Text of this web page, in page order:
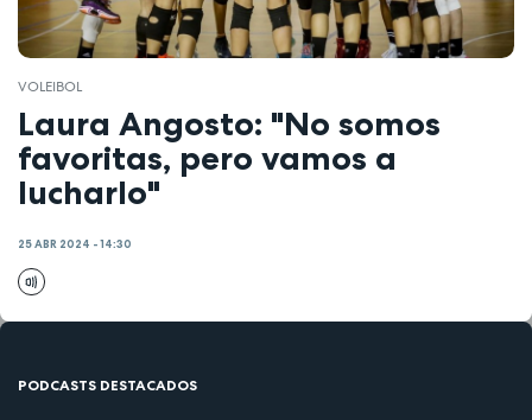
VOLEIBOL
Laura Angosto: "No somos
favoritas, pero vamos a
lucharlo"
25 ABR 2024 - 14:30
PODCASTS DESTACADOS